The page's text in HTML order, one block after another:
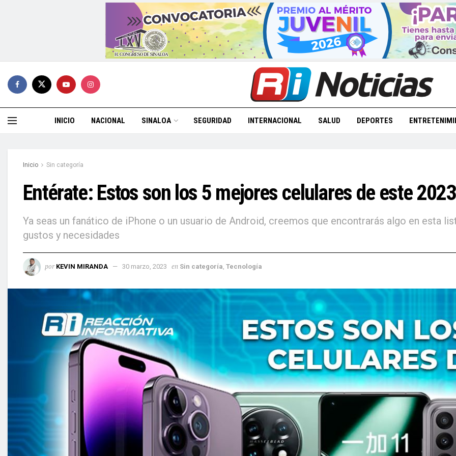
INICIO NACIONAL SINALOA SEGURIDAD INTERNACIONAL SALUD DEPORTES
Inicio Sin categoría
Entérate: Estos son los 5 mejores celulares de este 2023
Ya seas un fanático de iPhone o un usuario de Android, creemos que encontrarás algo en esta
gustos y necesidades
por KEVIN MIRANDA 30 marzo, 2023 en Sin categoría Tecnología